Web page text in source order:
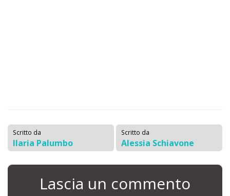
Scritto da
Ilaria Palumbo
Scritto da
Alessia Schiavone
Lascia un commento